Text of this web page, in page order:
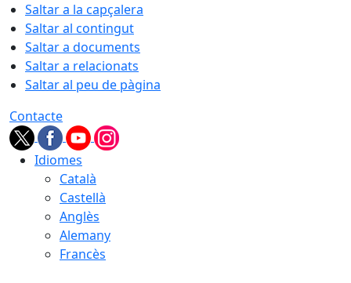
Saltar a la capçalera
Saltar al contingut
Saltar a documents
Saltar a relacionats
Saltar al peu de pàgina
Contacte
Idiomes
Català
Castellà
Anglès
Alemany
Francès